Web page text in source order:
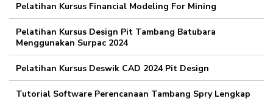
Pelatihan Kursus Financial Modeling For Mining
Pelatihan Kursus Design Pit Tambang Batubara
Menggunakan Surpac 2024
Pelatihan Kursus Deswik CAD 2024 Pit Design
Tutorial Software Perencanaan Tambang Spry Lengkap